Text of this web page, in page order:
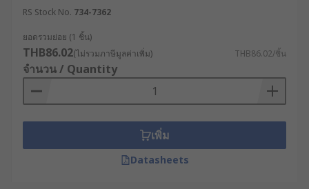
วงจรเปิด/ปิด : การกดจะเปิดวงจรให้ทำงาน หรือ
ปิดวงจร
การปล่อยปุ่ม : เมื่อปล่อยปุ่ม การสัมผัสจะหายไป
และวงจรจะกลับไปสู่สถานะเดิม
ข้อดีของการใช้งานสวิตช์แท็กไฟฟ้าที่ได้มาตรฐาน
สวิตช์ประเภทนี้มีคุณสมบัติเด่นหลายประการ จึงทำให้
RS Stock No. 734-7362
ยอดรวมย่อย (1 ชิ้น)
THB86.02(ไม่รวมภาษีมูลค่าเพิ่ม) THB86.02/ชิ้น
จำนวน / Quantity
เพิ่ม
Datasheets